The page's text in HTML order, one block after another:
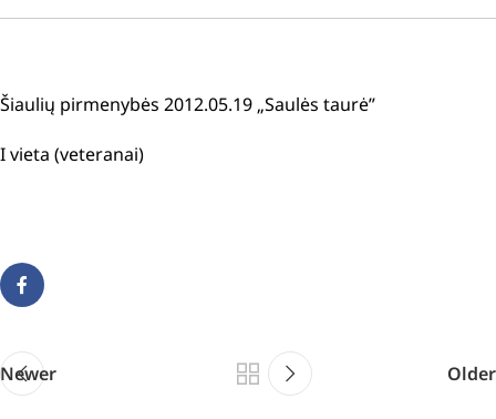
Šiaulių pirmenybės 2012.05.19 „Saulės taurė”
I vieta (veteranai)
Newer Older